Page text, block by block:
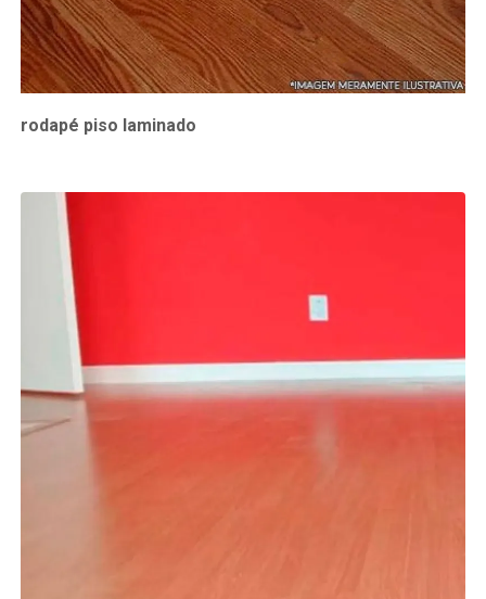
rodapé piso laminado